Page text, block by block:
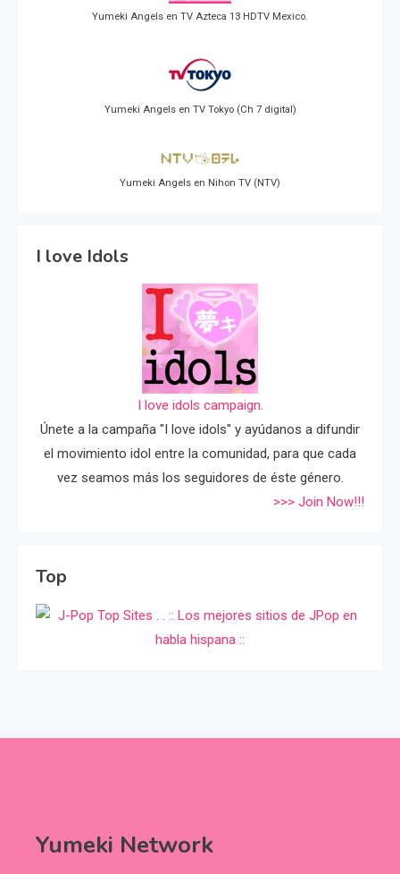
Yumeki Angels en TV Azteca 13 HDTV Mexico.
Yumeki Angels en TV Tokyo (Ch 7 digital)
Yumeki Angels en Nihon TV (NTV)
I love Idols
I love idols campaign.
Únete a la campaña "I love idols" y ayúdanos a difundir
el movimiento idol entre la comunidad, para que cada
vez seamos más los seguidores de éste género.
>>> Join Now!!!
Top
Yumeki Network